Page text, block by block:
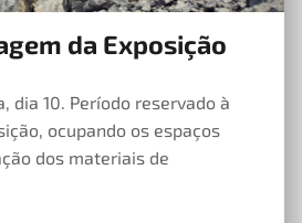
da Exposição
dia 10. Período reservado à
ocupando os espaços
dos materiais de